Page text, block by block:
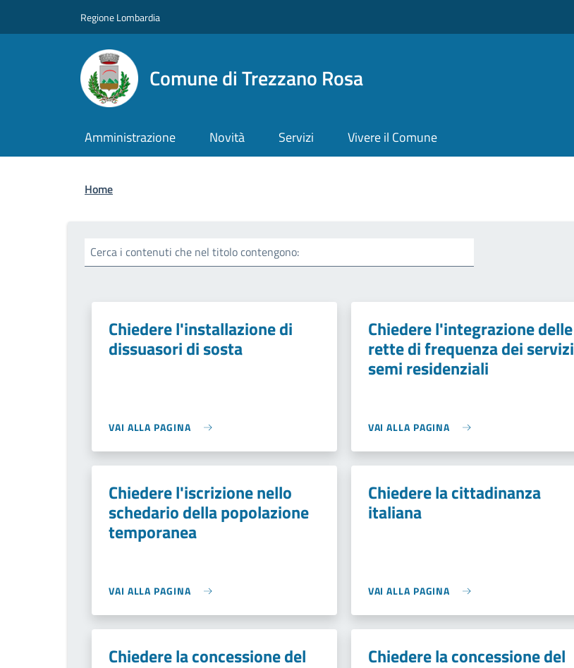
Regione Lombardia
Comune di Trezzano Rosa
Amministrazione Novità Servizi Vivere il Comune
Briciole di pane
Home
Cerca i contenuti che nel titolo contengono:
Chiedere l'installazione di
dissuasori di sosta
VAI ALLA PAGINA
Chiedere l'integrazione delle
rette di frequenza dei servizi
semi residenziali
VAI ALLA PAGINA
Chiedere l'iscrizione nello
schedario della popolazione
temporanea
VAI ALLA PAGINA
Chiedere la cittadinanza
italiana
VAI ALLA PAGINA
Chiedere la concessione del Chiedere la concessione del